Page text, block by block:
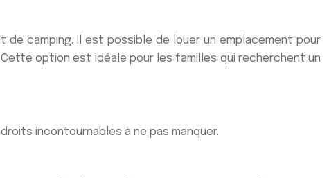
camping. Il est possible de louer un emplacement pour
option est idéale pour les familles qui recherchent un
incontournables à ne pas manquer.